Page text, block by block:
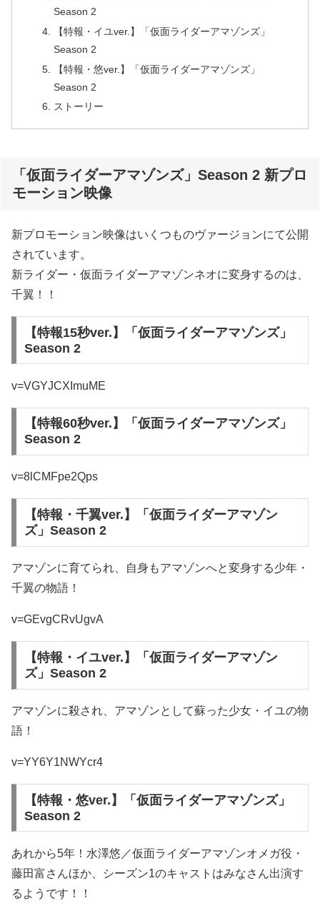
Season 2
【特報・イユver.】「仮面ライダーアマゾンズ」
Season 2
【特報・悠ver.】「仮面ライダーアマゾンズ」
Season 2
ストーリー
「仮面ライダーアマゾンズ」Season 2 新プロ
モーション映像
新プロモーション映像はいくつものヴァージョンにて公開
されています。
新ライダー・仮面ライダーアマゾンネオに変身するのは、
千翼！！
【特報15秒ver.】「仮面ライダーアマゾンズ」
Season 2
v=VGYJCXImuME
【特報60秒ver.】「仮面ライダーアマゾンズ」
Season 2
v=8lCMFpe2Qps
【特報・千翼ver.】「仮面ライダーアマゾン
ズ」Season 2
アマゾンに育てられ、自身もアマゾンへと変身する少年・
千翼の物語！
v=GEvgCRvUgvA
【特報・イユver.】「仮面ライダーアマゾン
ズ」Season 2
アマゾンに殺され、アマゾンとして蘇った少女・イユの物
語！
v=YY6Y1NWYcr4
【特報・悠ver.】「仮面ライダーアマゾンズ」
Season 2
あれから5年！水澤悠／仮面ライダーアマゾンオメガ役・
藤田富さんほか、シーズン1のキャストはみなさん出演す
るようです！！